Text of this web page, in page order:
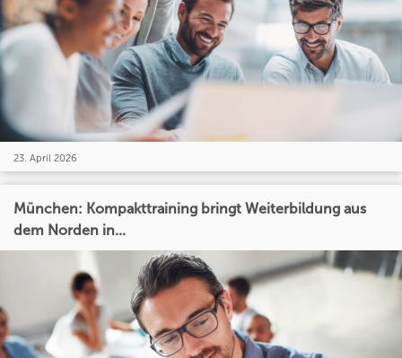
23. April 2026
München: Kompakttraining bringt Weiterbildung aus
dem Norden in...